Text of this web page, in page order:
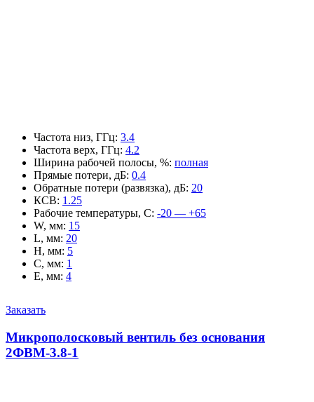
Частота низ, ГГц: 3.4
Частота верх, ГГц: 4.2
Ширина рабочей полосы, %: полная
Прямые потери, дБ: 0.4
Обратные потери (развязка), дБ: 20
КСВ: 1.25
Рабочие температуры, С: -20 — +65
W, мм: 15
L, мм: 20
H, мм: 5
C, мм: 1
E, мм: 4
Заказать
Микрополосковый вентиль без основания
2ФВМ-3.8-1